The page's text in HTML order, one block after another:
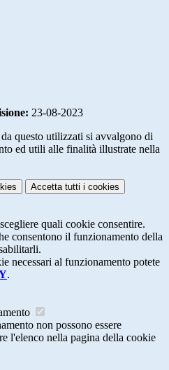
23-08-2023
questo utilizzati si avvalgono di
ed utili alle finalità illustrate nella
Accetta tutti i cookies
quali cookie consentire.
consentono il funzionamento della
necessari al funzionamento potete
.
non possono essere
l'elenco nella pagina della cookie